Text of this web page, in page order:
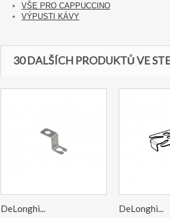
VŠE PRO CAPPUCCINO
VÝPUSTI KÁVY
30 DALŠÍCH PRODUKTŮ VE
DeLonghi... DeLonghi...